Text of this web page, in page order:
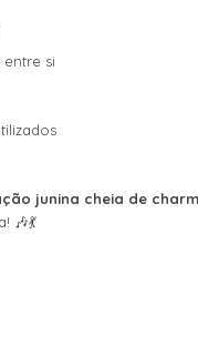
entre si
junina cheia de
🎶💃